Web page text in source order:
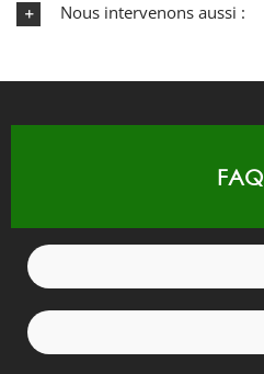
Nous intervenons aussi :
FAQ